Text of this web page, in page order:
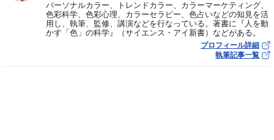
パーソナルカラー、トレンドカラー、カラーマーケティング、
色彩科学、色彩心理、カラーセラピー、色占いなどの知見を活
用し、執筆、監修、講演などを行なっている。著書に『人を動
かす「色」の科学』（サイエンス・アイ新書）などがある。
プロフィール詳細
執筆記事一覧